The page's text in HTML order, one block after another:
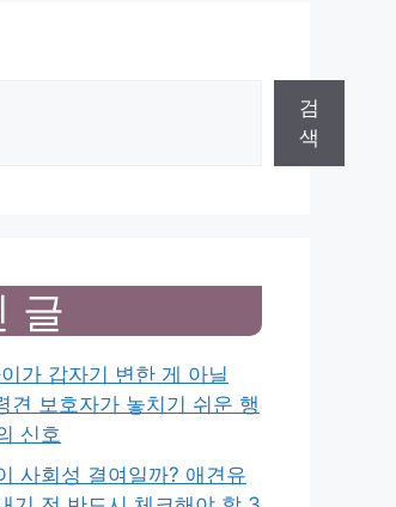
검
색
글
가 갑자기 변한 게 아닐
견 보호자가 놓치기 쉬운 행
신호
사회성 결여일까? 애견유